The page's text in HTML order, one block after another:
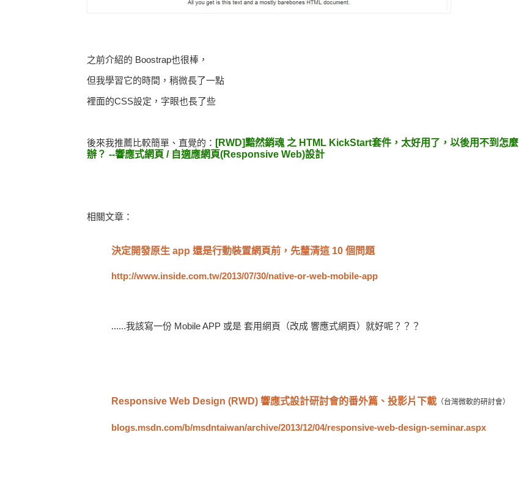
之前介紹的 Boostrap也很棒，
但我學習它的時間，稍微長了一點
裡面的CSS設定，字眼也長了些
後來我推薦比較簡單、直覺的： [RWD]黯然銷魂 之 HTML KickStart套件，太好用了，以後用不到怎麼
辦？ --響應式網頁 / 自適應網頁(Responsive Web)設計
相關文章：
決定開發原生 app 還是行動裝置網頁前，先釐清這 10 個問題
http://www.inside.com.tw/2013/07/30/native-or-web-mobile-app
......我該寫一份 Mobile APP 或是 套用網頁（改成 響應式網頁）就好呢？？？
Responsive Web Design (RWD) 響應式設計研討會的番外篇、投影片下載 （台灣微軟的研討會）
blogs.msdn.com/b/msdntaiwan/archive/2013/12/04/responsive-web-design-seminar.aspx